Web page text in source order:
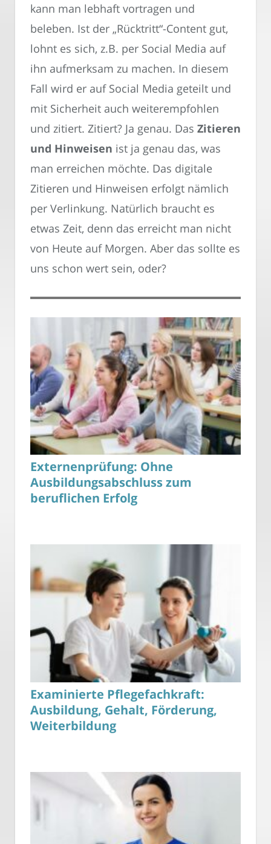
kann man lebhaft vortragen und
beleben. Ist der „Rücktritt“-Content gut,
lohnt es sich, z.B. per Social Media auf
ihn aufmerksam zu machen. In diesem
Fall wird er auf Social Media geteilt und
mit Sicherheit auch weiterempfohlen
und zitiert. Zitiert? Ja genau. Das Zitieren
und Hinweisen ist ja genau das, was
man erreichen möchte. Das digitale
Zitieren und Hinweisen erfolgt nämlich
per Verlinkung. Natürlich braucht es
etwas Zeit, denn das erreicht man nicht
von Heute auf Morgen. Aber das sollte es
uns schon wert sein, oder?
Externenprüfung: Ohne
Ausbildungsabschluss zum
beruflichen Erfolg
Examinierte Pflegefachkraft:
Ausbildung, Gehalt, Förderung,
Weiterbildung